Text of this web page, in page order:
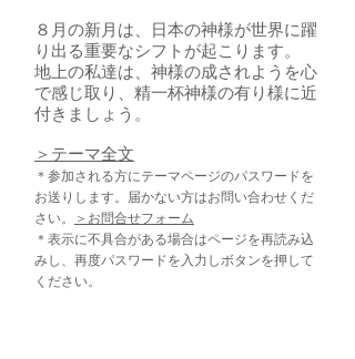
８月の新月は、日本の神様が世界に躍
り出る重要なシフトが起こります。
地上の私達は、神様の成されようを心
で感じ取り、精一杯神様の有り様に近
付きましょう。
​＞テーマ全文
＊参加される方にテーマページのパスワードを
お送りします。届かない方はお問い合わせくだ
さい。
＞お問合せフォーム
＊表示に不具合がある場合はページを再読み込
みし、再度パスワードを入力しボタンを押して
ください。